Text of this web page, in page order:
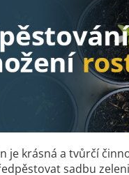
je krásná a tvůrčí
sadbu